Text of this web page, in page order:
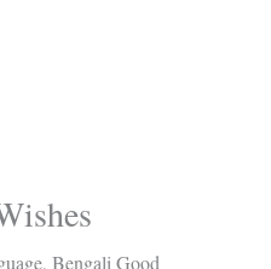
Bengali Good